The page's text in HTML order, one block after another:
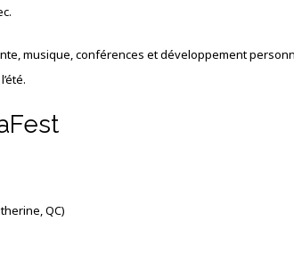
musique, conférences et développement
QC)